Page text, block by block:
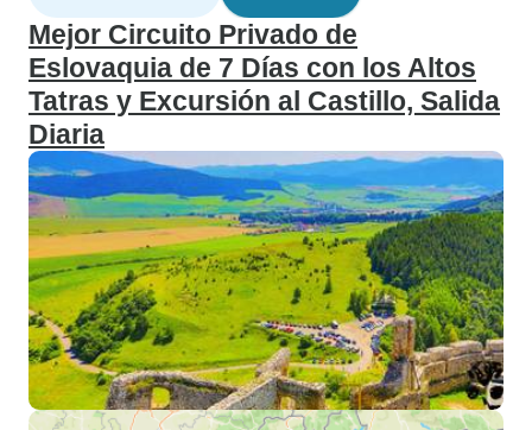
Mejor Circuito Privado de
Eslovaquia de 7 Días con los Altos
Tatras y Excursión al Castillo, Salida
Diaria